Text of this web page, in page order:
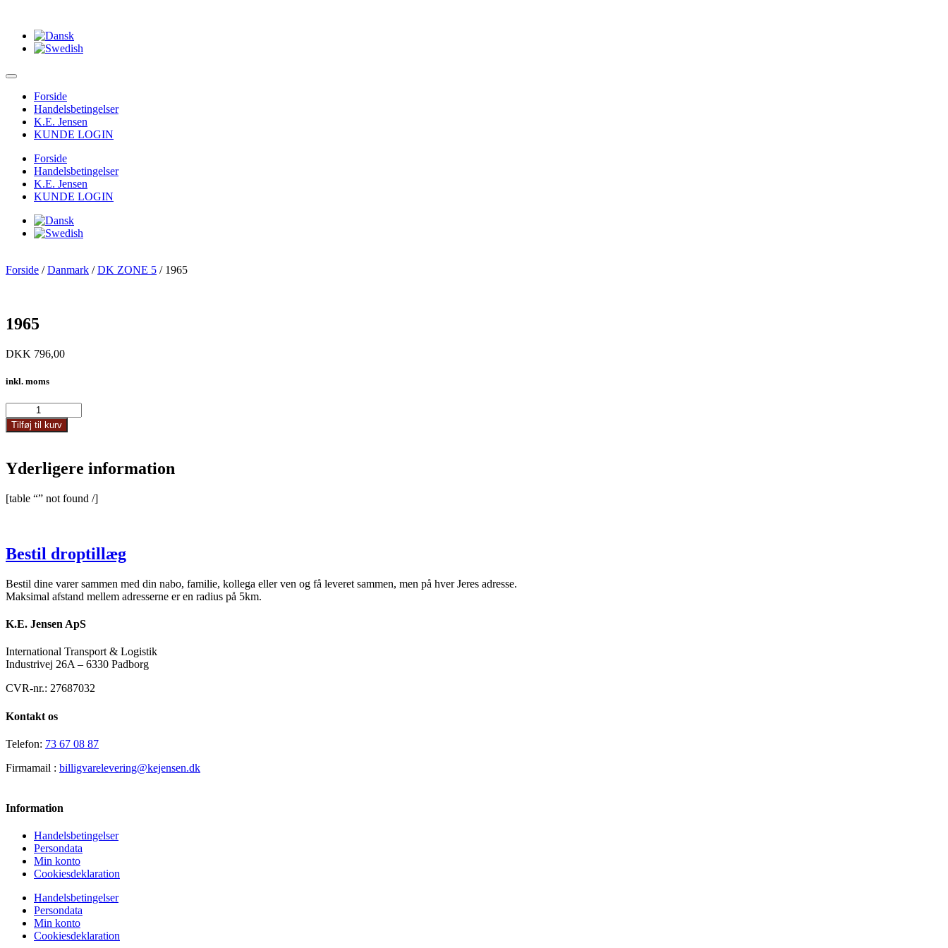
Forside
Handelsbetingelser
K.E. Jensen
KUNDE LOGIN
Forside
Handelsbetingelser
K.E. Jensen
KUNDE LOGIN
Forside /Danmark /DK ZONE 5 / 1965
1965
DKK 796,00
inkl. moms
antal
Tilføj til kurv
Yderligere information
[table “” not found /]
Bestil droptillæg
Bestil dine varer sammen med din nabo, familie, kollega eller ven og få leveret sammen, men på hver Jeres adresse.
Maksimal afstand mellem adresserne er en radius på 5km.
K.E. Jensen ApS
International Transport & Logistik
Industrivej 26A – 6330 Padborg
CVR-nr.: 27687032
Kontakt os
Telefon: 73 67 08 87
Firmamail : billigvarelevering@kejensen.dk
Information
Handelsbetingelser
Persondata
Min konto
Cookiesdeklaration
Handelsbetingelser
Persondata
Min konto
Cookiesdeklaration